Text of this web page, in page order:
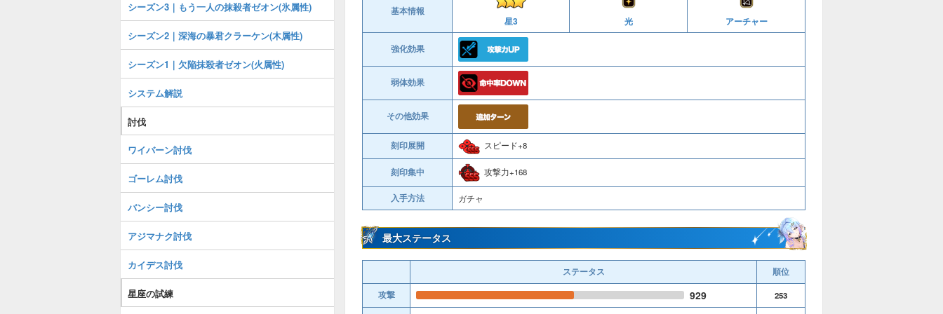
基本情報
星3 光 アーチャー
強化効果
弱体効果
その他効果
刻印展開 スピード+8
刻印集中 攻撃力+168
入手方法 ガチャ
最大ステータス
ステータス
順位
攻撃
929
253
シーズン3｜もう一人の抹殺者ゼオン(氷属性)
シーズン2｜深海の暴君クラーケン(木属性)
シーズン1｜欠陥抹殺者ゼオン(火属性)
システム解説
討伐
ワイバーン討伐
ゴーレム討伐
バンシー討伐
アジマナク討伐
カイデス討伐
星座の試練